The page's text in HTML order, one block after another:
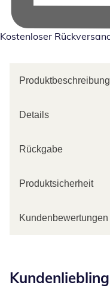
Kostenloser
Produktbeschreibung
Details
Rückgabe
Produktsicherheit
Kundenbewertungen